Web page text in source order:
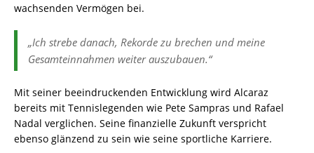
wachsenden Vermögen bei.
„Ich strebe danach, Rekorde zu brechen und meine
Gesamteinnahmen weiter auszubauen.“
Mit seiner beeindruckenden Entwicklung wird Alcaraz
bereits mit Tennislegenden wie Pete Sampras und Rafael
Nadal verglichen. Seine finanzielle Zukunft verspricht
ebenso glänzend zu sein wie seine sportliche Karriere.